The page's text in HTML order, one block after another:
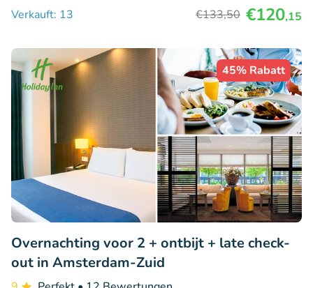
Verkauft: 13
€133,50 €120,15
45% Rabatt
Overnachting voor 2 + ontbijt + late check-
out in Amsterdam-Zuid